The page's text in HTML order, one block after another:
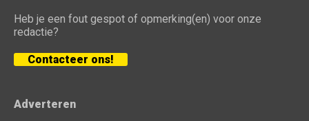
Heb je een fout gespot of opmerking(en) voor onze
redactie?
Contacteer ons!
Adverteren